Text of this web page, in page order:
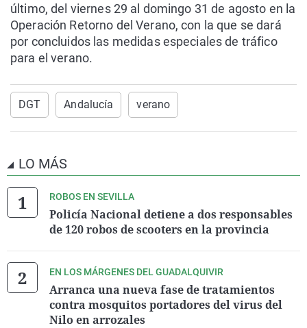
último, del viernes 29 al domingo 31 de agosto en la
Operación Retorno del Verano, con la que se dará
por concluidos las medidas especiales de tráfico
para el verano.
DGT Andalucía verano
LO MÁS
ROBOS EN SEVILLA
Policía Nacional detiene a dos responsables
de 120 robos de scooters en la provincia
EN LOS MÁRGENES DEL GUADALQUIVIR
Arranca una nueva fase de tratamientos
contra mosquitos portadores del virus del
Nilo en arrozales